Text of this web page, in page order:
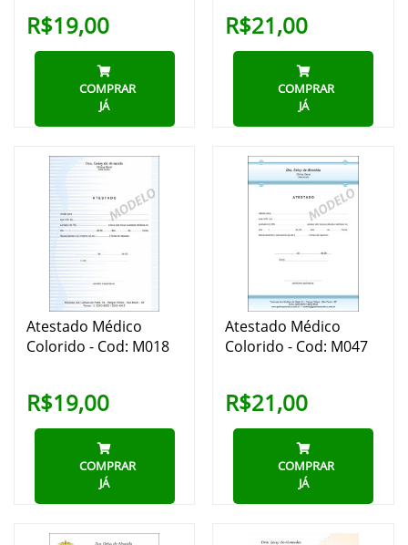
R$19,00
COMPRAR
JÁ
R$21,00
COMPRAR
JÁ
Atestado Médico
Colorido - Cod: M018
R$19,00
COMPRAR
JÁ
Atestado Médico
Colorido - Cod: M047
R$21,00
COMPRAR
JÁ